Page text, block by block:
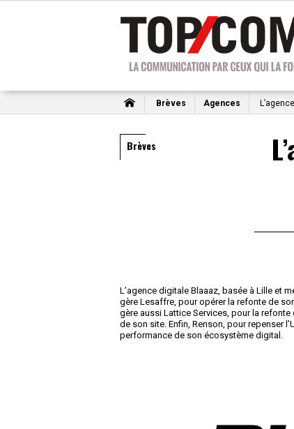
Brèves Agences
Brèves
L’agence digitale Blaaaz, basée à Lille et
gère Lesaffre, pour opérer la refonte de
gère aussi Lattice Services, pour la
de son site. Enfin, Renson, pour repenser
performance de son écosystème digital.